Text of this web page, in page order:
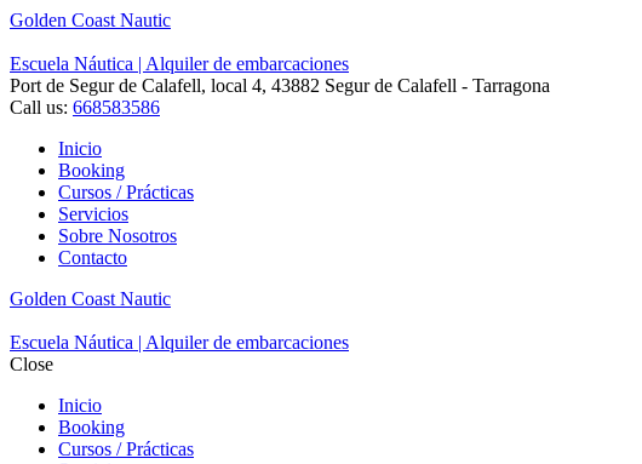
Golden Coast Nautic
Escuela Náutica | Alquiler de embarcaciones
Port de Segur de Calafell, local 4, 43882 Segur de Calafell - Tarragona
Call us: 668583586
Inicio
Booking
Cursos / Prácticas
Servicios
Sobre Nosotros
Contacto
Golden Coast Nautic
Escuela Náutica | Alquiler de embarcaciones
Close
Inicio
Booking
Cursos / Prácticas